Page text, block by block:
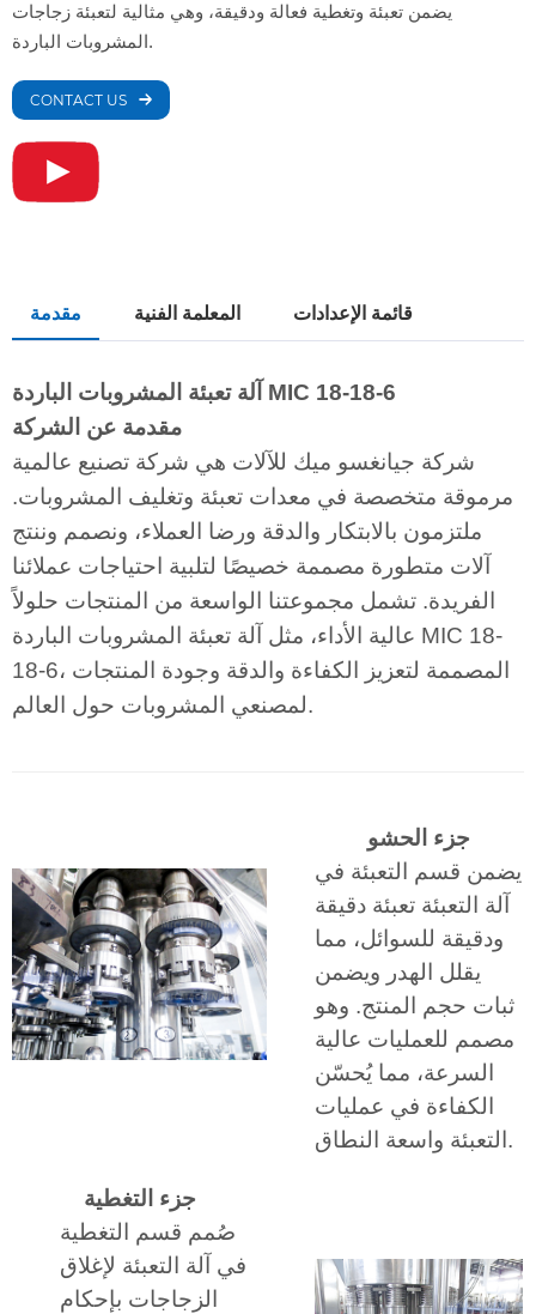
يضمن تعبئة وتغطية فعالة ودقيقة، وهي مثالية لتعبئة زجاجات
المشروبات الباردة.
CONTACT US
مقدمة المعلمة الفنية قائمة الإعدادات
آلة تعبئة المشروبات الباردة MIC 18-18-6
مقدمة عن الشركة
شركة جيانغسو ميك للآلات هي شركة تصنيع عالمية
مرموقة متخصصة في معدات تعبئة وتغليف المشروبات.
ملتزمون بالابتكار والدقة ورضا العملاء، ونصمم وننتج
آلات متطورة مصممة خصيصًا لتلبية احتياجات عملائنا
الفريدة. تشمل مجموعتنا الواسعة من المنتجات حلولاً
عالية الأداء، مثل آلة تعبئة المشروبات الباردة MIC 18-
18-6، المصممة لتعزيز الكفاءة والدقة وجودة المنتجات
لمصنعي المشروبات حول العالم.
جزء الحشو
يضمن قسم التعبئة في
آلة التعبئة تعبئة دقيقة
ودقيقة للسوائل، مما
يقلل الهدر ويضمن
ثبات حجم المنتج. وهو
مصمم للعمليات عالية
السرعة، مما يُحسّن
الكفاءة في عمليات
التعبئة واسعة النطاق.
جزء التغطية
صُمم قسم التغطية
في آلة التعبئة لإغلاق
الزجاجات بإحكام